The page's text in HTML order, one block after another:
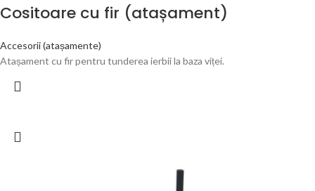
Cositoare cu fir (atașament)
Accesorii (atașamente)
Atașament cu fir pentru tunderea ierbii la baza viței.